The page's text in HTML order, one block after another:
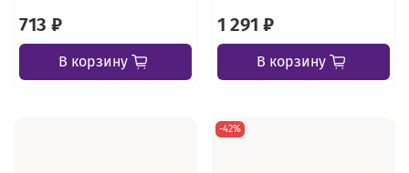
713 ₽
В корзину
1 291 ₽
В корзину
-42%